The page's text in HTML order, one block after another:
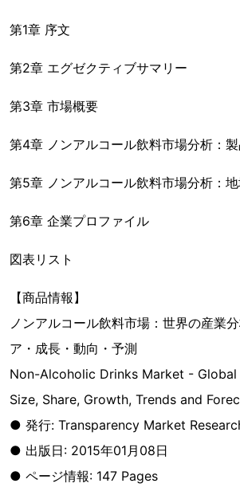
第1章 序文
第2章 エグゼクティブサマリー
第3章 市場概要
第4章 ノンアルコール飲料市場分析：
第5章 ノンアルコール飲料市場分析：
第6章 企業プロファイル
図表リスト
【商品情報】
ノンアルコール飲料市場：世界の産業
ア・成長・動向・予測
Non-Alcoholic Drinks Market -
Size, Share, Growth, Trends and
● 発行: Transparency Market
● 出版日: 2015年01月08日
● ページ情報: 147 Pages